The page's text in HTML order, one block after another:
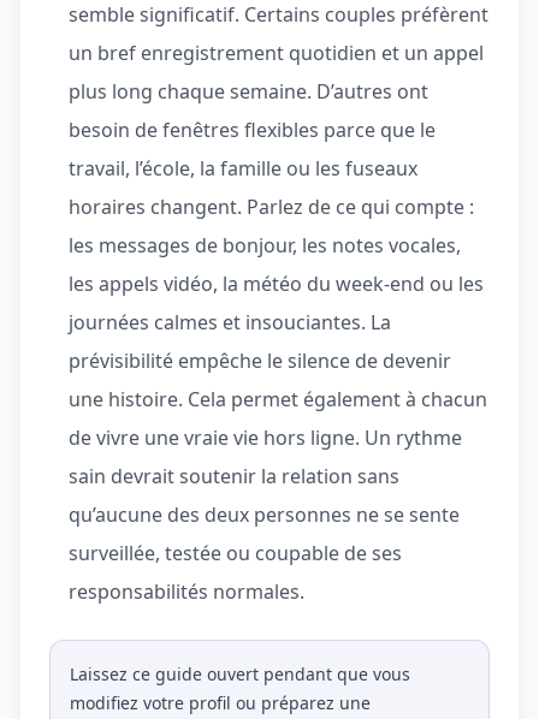
semble significatif. Certains couples préfèrent
un bref enregistrement quotidien et un appel
plus long chaque semaine. D’autres ont
besoin de fenêtres flexibles parce que le
travail, l’école, la famille ou les fuseaux
horaires changent. Parlez de ce qui compte :
les messages de bonjour, les notes vocales,
les appels vidéo, la météo du week-end ou les
journées calmes et insouciantes. La
prévisibilité empêche le silence de devenir
une histoire. Cela permet également à chacun
de vivre une vraie vie hors ligne. Un rythme
sain devrait soutenir la relation sans
qu’aucune des deux personnes ne se sente
surveillée, testée ou coupable de ses
responsabilités normales.
Laissez ce guide ouvert pendant que vous
modifiez votre profil ou préparez une